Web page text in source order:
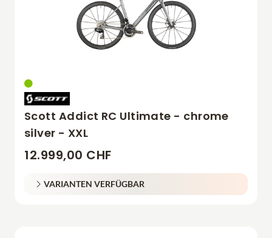
Scott Addict RC Ultimate - chrome
silver - XXL
12.999,00 CHF
VARIANTEN VERFÜGBAR